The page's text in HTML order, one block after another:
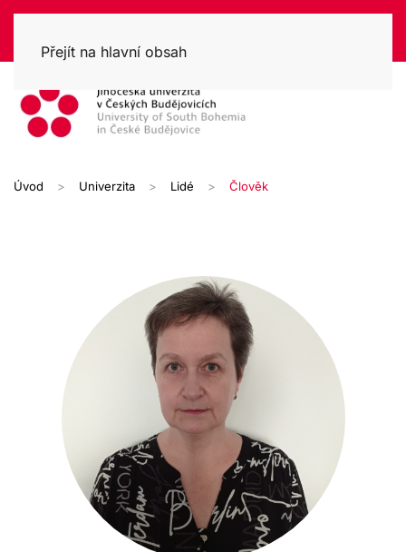
Přejít na hlavní obsah
Úvod Univerzita Lidé Člověk